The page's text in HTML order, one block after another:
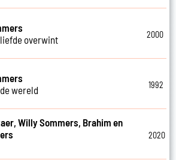
overwint
2000
wereld
1992
Willy Sommers, Brahim en
2020